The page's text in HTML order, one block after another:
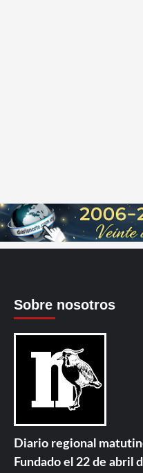
Sobre nosotros
Diario regional
Fundado el 22 de abril